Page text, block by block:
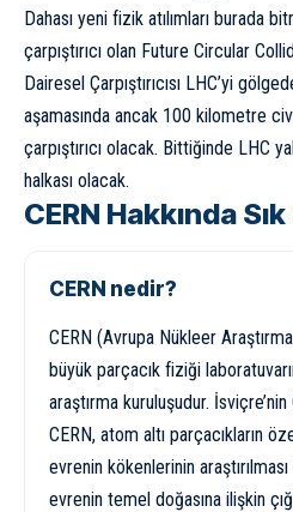
Dahası yeni fizik atılımları burada
çarpıştırıcı olan Future Circular
Dairesel Çarpıştırıcısı LHC’yi
aşamasında ancak 100 kilometre
çarpıştırıcı olacak. Bittiğinde LHC
halkası olacak.
CERN Hakkında
CERN nedir?
CERN (Avrupa Nükleer
büyük parçacık fiziği
araştırma kuruluşudur.
CERN, atom altı parçacıkların
evrenin kökenlerinin
evrenin temel doğasına ilişkin